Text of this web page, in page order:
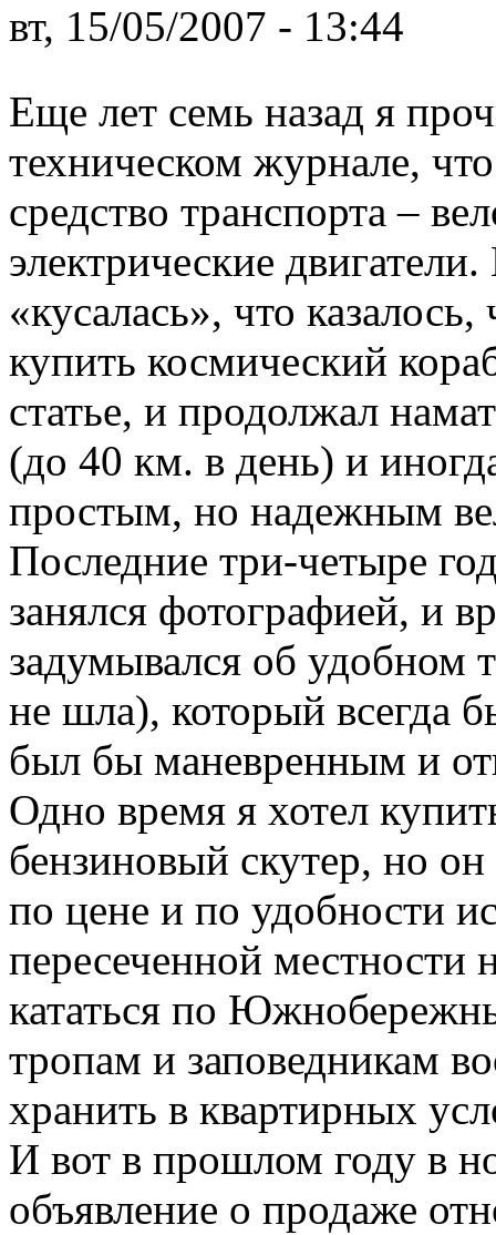
вт, 15/05/2007 - 13:44
Еще лет семь назад я
техническом журнале,
средство транспорта –
электрические
«кусалась», что
купить космический
статье, и продолжал
(до 40 км. в день) и
простым, но надежным
Последние три-четыре
занялся фотографией, и
задумывался об удобном
не шла), который всегда
был бы маневренным и
Одно время я хотел
бензиновый скутер, но
по цене и по удобности
пересеченной местности
кататься по
тропам и заповедникам
хранить в квартирных
И вот в прошлом году в
объявление о продаже